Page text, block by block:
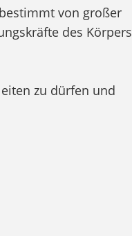
von großer
des Körpers
zu dürfen und